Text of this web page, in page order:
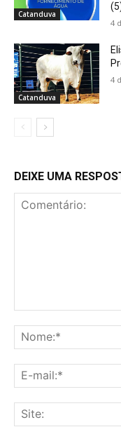
Catanduva
4
Catanduva
4
DEIXE UMA